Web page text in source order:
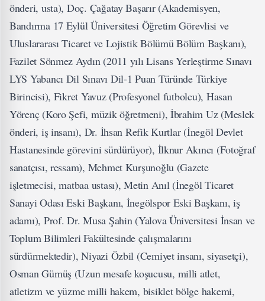
önderi, usta), Doç. Çağatay Başarır (Akademisyen,
Bandırma 17 Eylül Üniversitesi Öğretim Görevlisi ve
Uluslararası Ticaret ve Lojistik Bölümü Bölüm Başkanı),
Fazilet Sönmez Aydın (2011 yılı Lisans Yerleştirme Sınavı
LYS Yabancı Dil Sınavı Dil-1 Puan Türünde Türkiye
Birincisi), Fikret Yavuz (Profesyonel futbolcu), Hasan
Yörenç (Koro Şefi, müzik öğretmeni), İbrahim Uz (Meslek
önderi, iş insanı), Dr. İhsan Refik Kurtlar (İnegöl Devlet
Hastanesinde görevini sürdürüyor), İlknur Akıncı (Fotoğraf
sanatçısı, ressam), Mehmet Kurşunoğlu (Gazete
işletmecisi, matbaa ustası), Metin Anıl (İnegöl Ticaret
Sanayi Odası Eski Başkanı, İnegölspor Eski Başkanı, iş
adamı), Prof. Dr. Musa Şahin (Yalova Üniversitesi İnsan ve
Toplum Bilimleri Fakültesinde çalışmalarını
sürdürmektedir), Niyazi Özbil (Cemiyet insanı, siyasetçi),
Osman Gümüş (Uzun mesafe koşucusu, milli atlet,
atletizm ve yüzme milli hakem, bisiklet bölge hakemi,